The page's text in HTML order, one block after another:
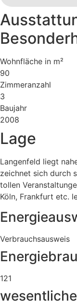
Wohnfläche in m²
90
Zimmeranzahl
3
Baujahr
2008
Lage
Langenfeld liegt
zeichnet sich durch
tollen
Köln, Frankfurt etc.
Verbrauchsausweis
121